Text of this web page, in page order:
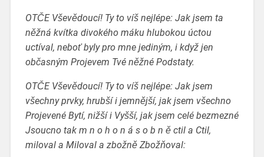
OTČE Vševědoucí! Ty to víš nejlépe: Jak jsem ta
něžná kvítka divokého máku hlubokou úctou
uctíval, neboť byly pro mne jediným, i když jen
občasným Projevem Tvé něžné Podstaty.
OTČE Vševědoucí! Ty to víš nejlépe: Jak jsem
všechny prvky, hrubší i jemnější, jak jsem všechno
Projevené Bytí, nižší i Vyšší, jak jsem celé bezmezné
Jsoucno tak m n o h o n á s o b n ě ctil a Ctil,
miloval a Miloval a zbožně Zbožňoval: